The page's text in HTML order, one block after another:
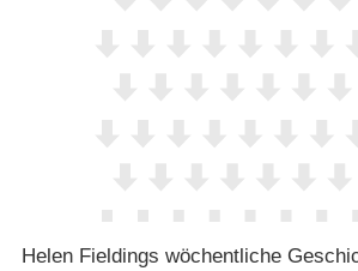
Helen Fieldings wöchentliche